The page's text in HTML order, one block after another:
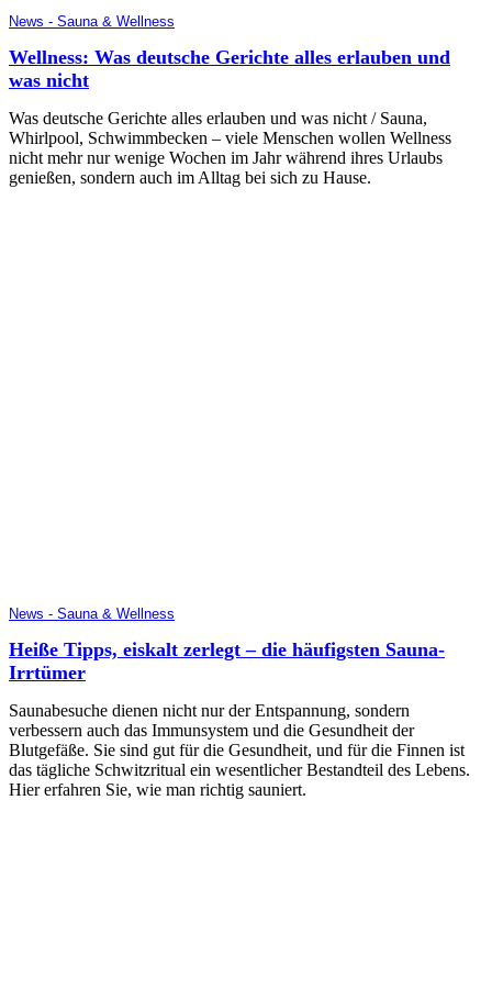
News - Sauna & Wellness
Wellness: Was deutsche Gerichte alles erlauben und
was nicht
Was deutsche Gerichte alles erlauben und was nicht / Sauna,
Whirlpool, Schwimmbecken – viele Menschen wollen Wellness
nicht mehr nur wenige Wochen im Jahr während ihres Urlaubs
genießen, sondern auch im Alltag bei sich zu Hause.
News - Sauna & Wellness
Heiße Tipps, eiskalt zerlegt – die häufigsten Sauna-
Irrtümer
Saunabesuche dienen nicht nur der Entspannung, sondern
verbessern auch das Immunsystem und die Gesundheit der
Blutgefäße. Sie sind gut für die Gesundheit, und für die Finnen ist
das tägliche Schwitzritual ein wesentlicher Bestandteil des Lebens.
Hier erfahren Sie, wie man richtig sauniert.